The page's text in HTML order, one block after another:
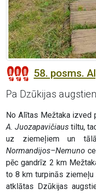
58. posms.
Pa Dzūkijas
No Alītas Mežtaka izved
A. Juozapavičiaus tiltu,
uz ziemeļiem un
Normandijos–Nemuno
pēc gandrīz 2 km
to 8 km turpinās ziemeļu
atklātas Dzūkijas